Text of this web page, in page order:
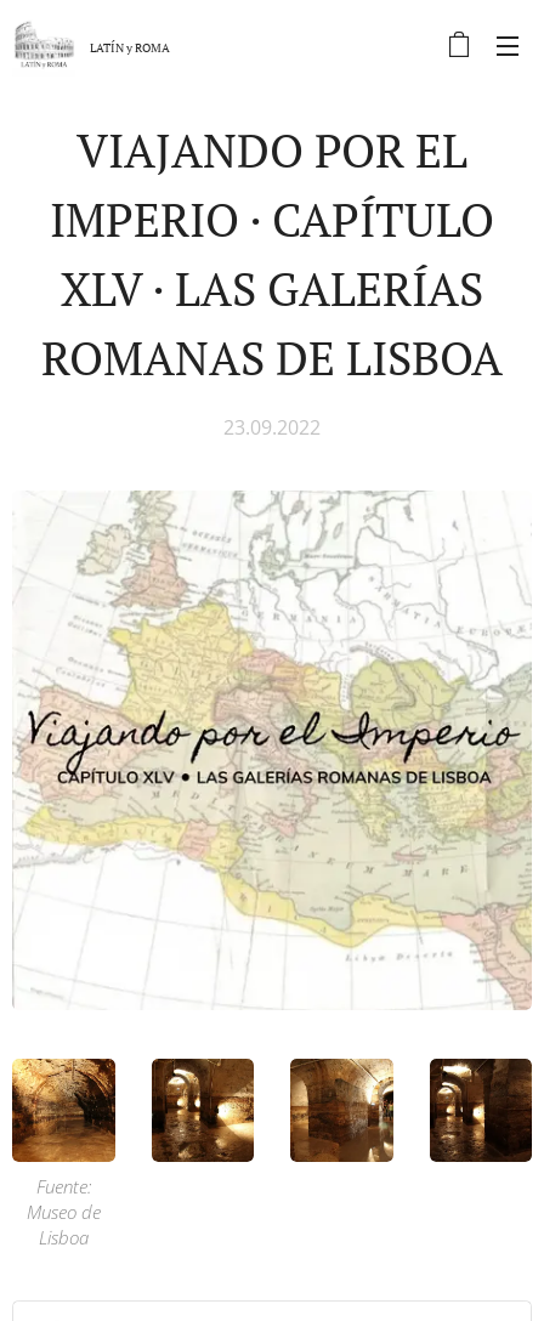
LATÍN yROMA
VIAJANDO POR EL
IMPERIO · CAPÍTULO
XLV · LAS GALERÍAS
ROMANAS DE LISBOA
23.09.2022
Fuente:
Museo de
Lisboa